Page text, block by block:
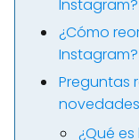
Instagram?
¿Cómo
Instagram?
Preguntas
¿Qué